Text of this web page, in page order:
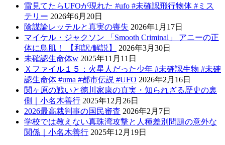
雷見てたらUFOが現れた #ufo #未確認飛行物体 #ミス
テリー 2026年6月20日
陰謀論レッテルと真実の喪失 2026年1月17日
マイケル・ジャクソン 「Smooth Criminal」 アニーの正
体に鳥肌！ 【和訳/解説】
2026年3月30日
未確認生命体w 2025年11月11日
Ｘファイル１５：火星人だった少年 #未確認生物 #未確
認生命体 #uma #都市伝説 #UFO 2026年2月16日
関ヶ原の戦いと徳川家康の真実・知られざる歴史の裏
側｜小名木善行 2025年12月26日
2026最高裁判事の国民審査 2026年2月7日
学校では教えない真珠湾攻撃と人種差別問題の意外な
関係｜小名木善行 2025年12月19日